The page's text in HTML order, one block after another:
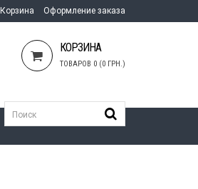
Корзина Оформление заказа
КОРЗИНА
ТОВАРОВ 0 (0 ГРН.)